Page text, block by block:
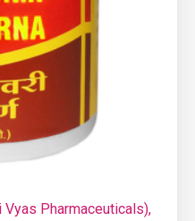
Pharmaceuticals),